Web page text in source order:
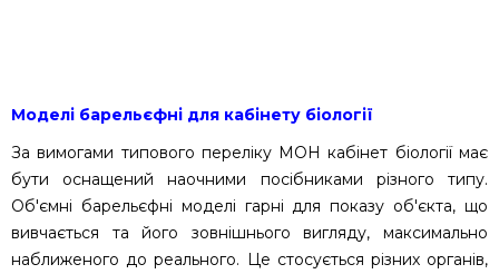
Моделі барельєфні для кабінету біології
За вимогами типового переліку МОН кабінет біології має
бути оснащений наочними посібниками різного типу.
Об'ємні барельєфні моделі гарні для показу об'єкта, що
вивчається та його зовнішнього вигляду, максимально
наближеного до реального. Це стосується різних органів,